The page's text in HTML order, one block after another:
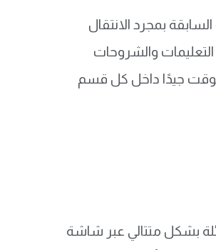
الرجوع للأسئلة السابقة بمجرد الانتقال
التعليمات والشروحات
الوقت جيدًا داخل كل قسم
بشكل متتالي عبر شاشة